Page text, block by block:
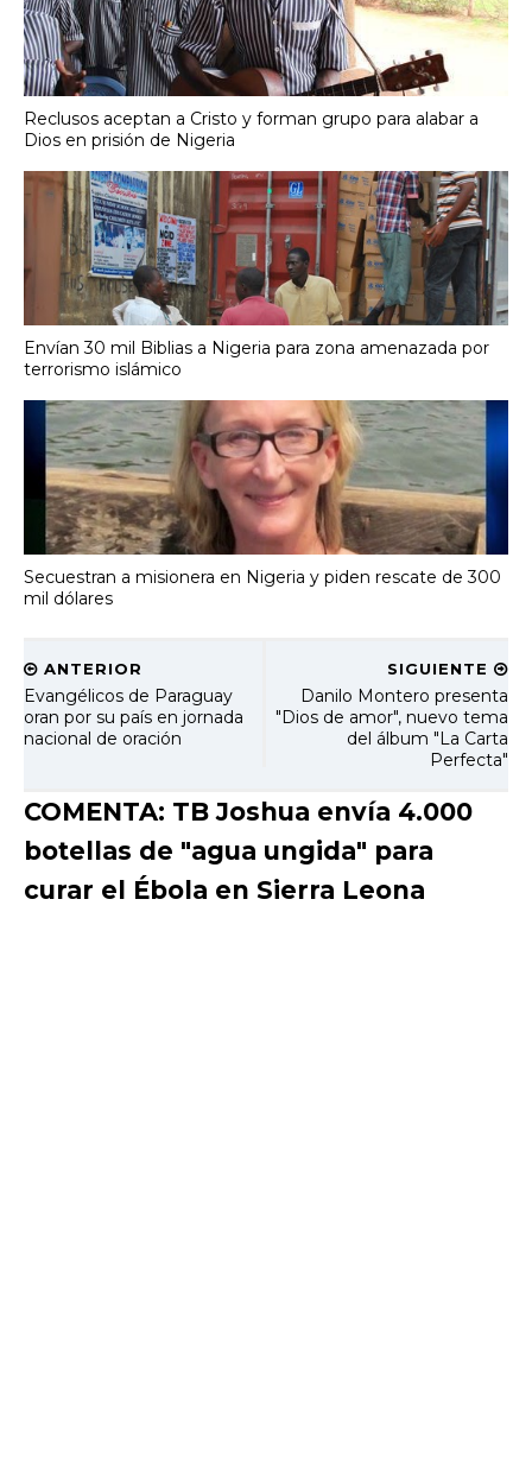
Reclusos aceptan a Cristo y forman grupo para alabar a
Dios en prisión de Nigeria
Envían 30 mil Biblias a Nigeria para zona amenazada por
terrorismo islámico
Secuestran a misionera en Nigeria y piden rescate de 300
mil dólares
SIGUIENTE
Danilo Montero presenta
"Dios de amor", nuevo tema
del álbum "La Carta
Perfecta"
ANTERIOR
Evangélicos de Paraguay
oran por su país en jornada
nacional de oración
COMENTA: TB Joshua envía 4.000
botellas de "agua ungida" para
curar el Ébola en Sierra Leona